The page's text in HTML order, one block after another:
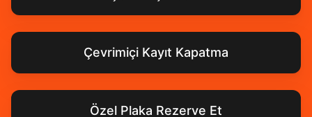
Çevrimiçi Kayıt Kapatma
Özel Plaka Rezerve Et